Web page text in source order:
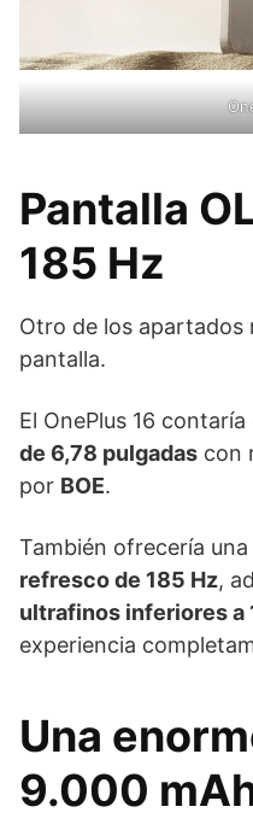
Pantalla
185 Hz
Otro de los apartados
pantalla.
El OnePlus 16
de 6,78 pulgadas con
por BOE.
También ofrecería
refresco de 185 Hz,
ultrafinos inferiores a
experiencia
Una
9.000